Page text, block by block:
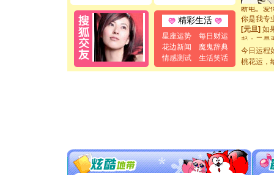
精彩生活
星座运势
每日财运
花边新闻
魔鬼辞典
情感测试
生活笑话
断电。爱
你是我专
[元旦] 如
起；二是
离。水晶
[元旦]当
泣，这痛
[圣诞节]
你太多
要平安
今日运程
桃花运，